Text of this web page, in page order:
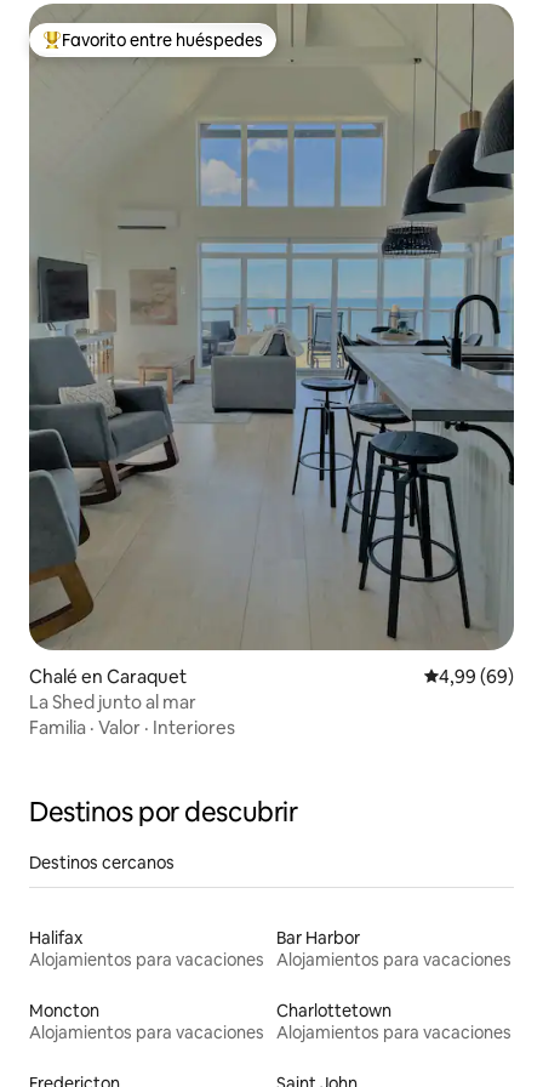
Favorito entre los huéspedes más destacados
Favorito entre huéspedes
Chalé en Caraquet Calificación
4,99 (69)
La Shed junto al mar
Familia · Valor · Interiores
Destinos por descubrir
Destinos cercanos
Halifax
Alojamientos para vacaciones
Bar Harbor
Alojamientos para vacaciones
Moncton
Alojamientos para vacaciones
Charlottetown
Alojamientos para vacaciones